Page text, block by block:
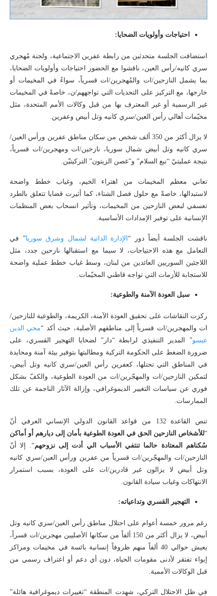
احتياجات وأولويات الضحايا:
استضافت الجلسة متحدثين من رابطة عفرين الاجتماعية، ولجنة مُهجري
سري كانيه/رأس العين، ناقشوا مع الحضور احتياجات وأولويات الضحايا،
بما يشمل النازحين/ات والمُهجرين/ات قسرياً، سواءً في المخيمات أو
خارجها، مع التركيز على التحديات التي تواجههم/ن، خاصةً في المخيمات
غير الرسمية أو غير المعترف بها من قبل وكالات الأمم المتحدة، مثل
مخيّمات أهالي رأس العين/سري كانيه وتل أبيض وعفرين.
لا يزال أكثر من 350 ألف شخص من سكان مناطق عفرين ورأس العين/
سري كانيه وتل أبيض شمال سوريا، نازحين/ات ومهجرين/ات قسرياً،
نتيجة عمليتيّ “نبع السلام” و”غصن الزيتون” التركيتيّن.
تعاني معظم المخيمات من اهتراء الخيم، وغياب خطط واضحة
لاستبدالها، خاصةً مع حلول فصل الشتاء، كما أثيرت قضايا تتعلق بالطرد
تعسفي لبعض النازحين من المخيمات، وتأثير انسحاب بعض المنظمات
الإنسانية على توفير الإمدادات الأساسية.
ناقشت الجلسة أيضاً دور “الإدارة الذاتية لشمال وشرق سوريا” في
التعامل مع هذه الاحتياجات، لا سيما مع استقبالها نازحين جدد، مثل
اللاجئين السوريين العائدين من لبنان، وسط غياب خطط عملية واضحة
للاستجابة للأزمات التي تواجه قاطني المخيّمات.
سبل العودة الآمنة والطوعية:
ركزت النقاشات على تحقيق العودة الآمنة، الكريمة، والطوعية للنازحين/
ات والمهجرين/ات قسرياً إلى مناطقهم الأصلية، حيث أكد “محي الدين
عيسو” المدير التنفيذي لرابطة “دار” لضحايا التهجير القسري، على
ضرورة الضغط على الحكومة التركية ومطالبتها بتوفير بيئة آمنة ومحايدة
في المناطق التي تحتلها، كعفرين رأس العين/سري كانيه وتل أبيض،
لتمكين النازحين/ات والمهجّرين/ات من العودة الطوعية، والكفّ بشكل
فوري عن سياسات التغيير الديموغرافي، وإزالة الآثار الناجمة عن تلك
الممارسات.
تنص القاعدة 132 من قواعد القانون الدولي الإنساني العرفي أنّ
“للأشخاص النازحين الحق في العودة الطوعية بأمان إلى ديارهم أو أماكن
سُكناهم المعتادة حالما تنتفي الأسباب الي أدت إلى نزوحهم“. إلا أنّ
النازحين/ات والمهجّرين/ات قسرياً من عفرين ورأس العين/سري كانيه
وتل أبيض لا يزالون غير قادرين/ات على العودة، بسبب استمرار
الانتهاكات وغياب سيادة القانون.
التهجير القسري وتداعياته:
رغم مرور خمسة أعوام على احتلال مناطق رأس العين/سري كانيه وتل
أبيض، لا يزال أكثر من 150 ألفاً من سكانها الأصليين مهجرين/ات قسراً،
يعيش حوالي 40 ألفاً منهم ظروفاً إنسانية بائسة في مخيمات ومراكز
إيواء تفتقر لأدنى مقومات الحياة، دون أي دعم أو اعتراف رسمي من
قبل الوكالات الأممية.
في ظل الاحتلال التركي، شهدت المنطقة “تغييرات ديموغرافية هائلة”